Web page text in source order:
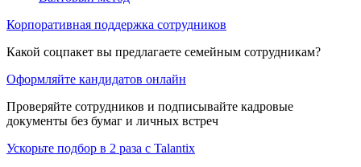
Корпоративная поддержка сотрудников
Какой соцпакет вы предлагаете семейным сотрудникам?
Оформляйте кандидатов онлайн
Проверяйте сотрудников и подписывайте кадровые
документы без бумаг и личных встреч
Ускорьте подбор в 2 раза с Talantix